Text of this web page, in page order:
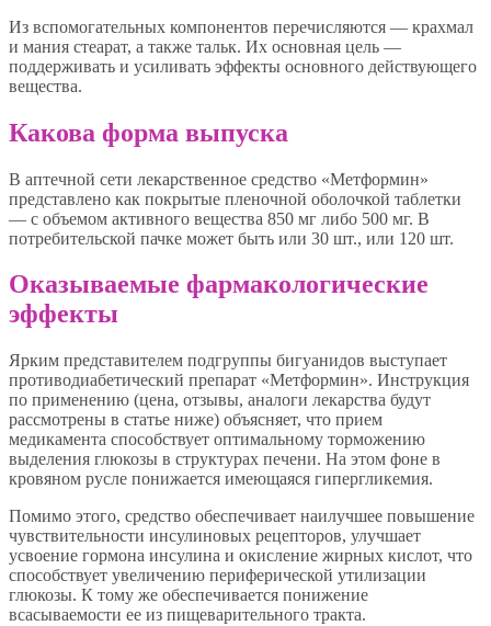
Из вспомогательных компонентов перечисляются — крахмал
и мания стеарат, а также тальк. Их основная цель —
поддерживать и усиливать эффекты основного действующего
вещества.
Какова форма выпуска
В аптечной сети лекарственное средство «Метформин»
представлено как покрытые пленочной оболочкой таблетки
— с объемом активного вещества 850 мг либо 500 мг. В
потребительской пачке может быть или 30 шт., или 120 шт.
Оказываемые фармакологические
эффекты
Ярким представителем подгруппы бигуанидов выступает
противодиабетический препарат «Метформин». Инструкция
по применению (цена, отзывы, аналоги лекарства будут
рассмотрены в статье ниже) объясняет, что прием
медикамента способствует оптимальному торможению
выделения глюкозы в структурах печени. На этом фоне в
кровяном русле понижается имеющаяся гипергликемия.
Помимо этого, средство обеспечивает наилучшее повышение
чувствительности инсулиновых рецепторов, улучшает
усвоение гормона инсулина и окисление жирных кислот, что
способствует увеличению периферической утилизации
глюкозы. К тому же обеспечивается понижение
всасываемости ее из пищеварительного тракта.